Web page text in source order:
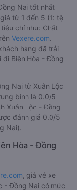
Nai tốt nhất
từ 1 đến 5 (1: tệ
chí như: Chất
Vexere.com.
hàng đã trải
đi Biên Hòa - Đồng
Nai từ Xuân Lộc
bình là 0.0/5
Xuân Lộc - Đồng
đánh giá 0.0/5
Nai).
Hòa - Đồng
, giá vé xe
- Đồng Nai có mức